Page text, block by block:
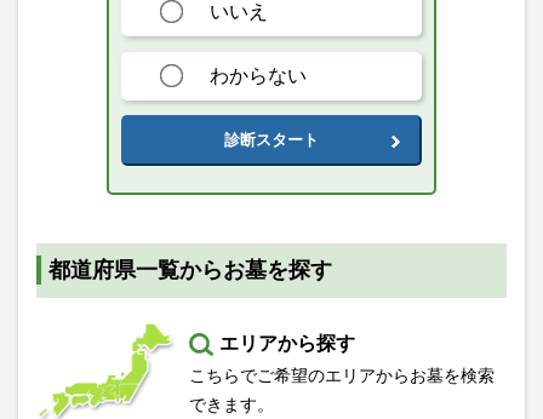
いいえ
わからない
診断スタート
都道府県一覧からお墓を探す
エリアから探す
こちらでご希望のエリアからお墓を検索
できます。